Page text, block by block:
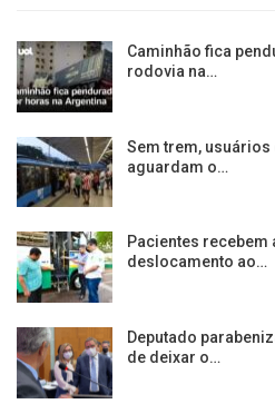
Caminhão fica
rodovia na…
Sem trem, usuários
aguardam o…
Pacientes
deslocamento ao…
Deputado
de deixar o…